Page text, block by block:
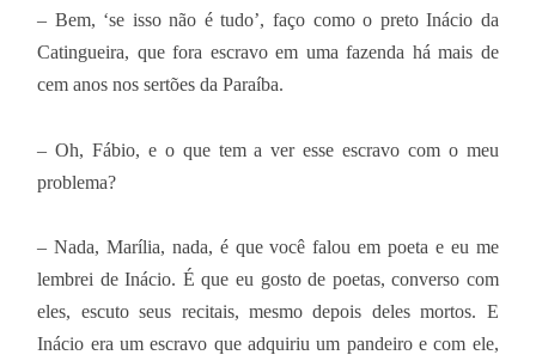
– Bem, ‘se isso não é tudo’, faço como o preto Inácio da
Catingueira, que fora escravo em uma fazenda há mais de
cem anos nos sertões da Paraíba.
– Oh, Fábio, e o que tem a ver esse escravo com o meu
problema?
– Nada, Marília, nada, é que você falou em poeta e eu me
lembrei de Inácio. É que eu gosto de poetas, converso com
eles, escuto seus recitais, mesmo depois deles mortos. E
Inácio era um escravo que adquiriu um pandeiro e com ele,